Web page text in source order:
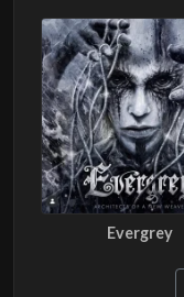
Evergrey